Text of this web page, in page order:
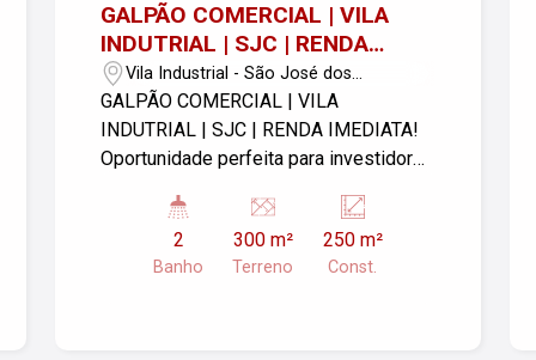
GALPÃO COMERCIAL | VILA
INDUTRIAL | SJC | RENDA
IMEDIATA!
Vila Industrial - São José dos
Campos/SP
GALPÃO COMERCIAL | VILA
INDUTRIAL | SJC | RENDA IMEDIATA!
Oportunidade perfeita para investidores
rentabilidade imediata e localização
estratégica em São José dos Campos.
Localizado em uma das avenidas de
2
Banho
300 m²
Terreno
250 m²
Const.